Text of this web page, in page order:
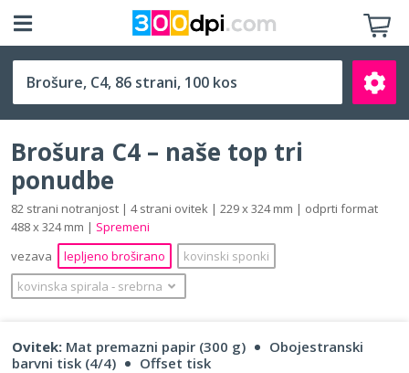
C4 (229 x 324 mm)
Išči
Brošura C4 – naše top tri
ponudbe
82 strani notranjost | 4 strani ovitek | 229 x 324 mm | odprti format
488 x 324 mm | Spremeni
vezava
lepljeno broširano
kovinski sponki
kovinska spirala ‐ srebrna
Ovitek: Mat premazni papir (300 g)
Obojestranski
barvni tisk (4/4)
Offset tisk